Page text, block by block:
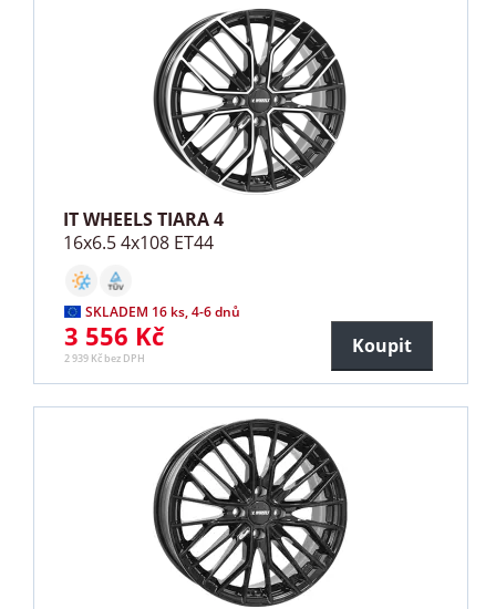
IT WHEELS TIARA 4
16x6.5 4x108 ET44
SKLADEM 16 ks, 4-6 dnů
3 556 Kč
2 939 Kč bez DPH
Koupit